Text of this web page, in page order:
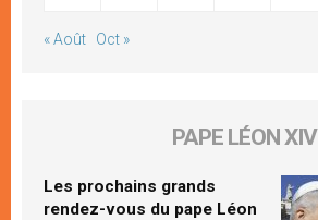
« Août Oct »
PAPE LÉON XIV
Les prochains grands
rendez-vous du pape Léon